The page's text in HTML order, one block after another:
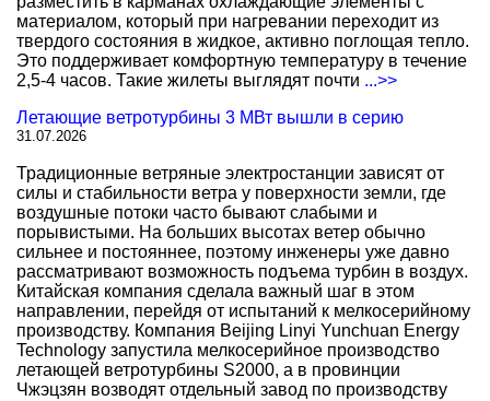
материалом, который при нагревании переходит из
твердого состояния в жидкое, активно поглощая тепло.
Это поддерживает комфортную температуру в течение
2,5-4 часов. Такие жилеты выглядят почти ...>>
Летающие ветротурбины 3 МВт вышли в серию
31.07.2026
Традиционные ветряные электростанции зависят от
силы и стабильности ветра у поверхности земли, где
воздушные потоки часто бывают слабыми и
порывистыми. На больших высотах ветер обычно
сильнее и постояннее, поэтому инженеры уже давно
рассматривают возможность подъема турбин в воздух.
Китайская компания сделала важный шаг в этом
направлении, перейдя от испытаний к мелкосерийному
производству. Компания Beijing Linyi Yunchuan Energy
Technology запустила мелкосерийное производство
летающей ветротурбины S2000, а в провинции
Чжэцзян возводят отдельный завод по производству